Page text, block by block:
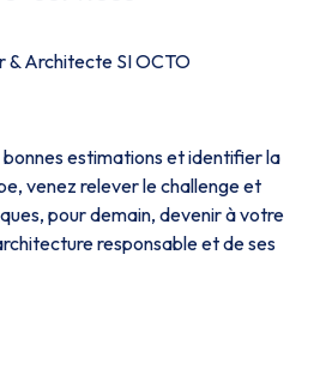
& Architecte SI OCTO
estimations et identifier la
venez relever le challenge et
pour demain, devenir à votre
responsable et de ses